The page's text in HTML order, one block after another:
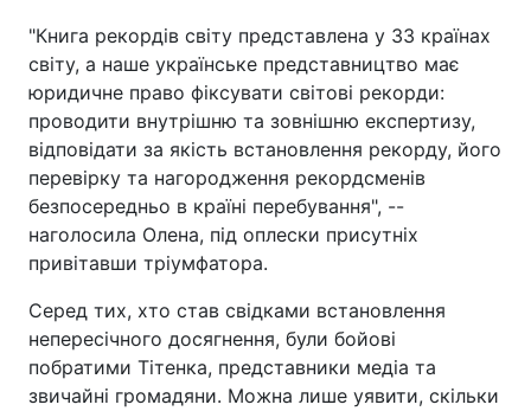
"Книга рекордів світу представлена у 33 країнах
світу, а наше українське представництво має
юридичне право фіксувати світові рекорди:
проводити внутрішню та зовнішню експертизу,
відповідати за якість встановлення рекорду, його
перевірку та нагородження рекордсменів
безпосередньо в країні перебування", --
наголосила Олена, під оплески присутніх
привітавши тріумфатора.
Серед тих, хто став свідками встановлення
непересічного досягнення, були бойові
побратими Тітенка, представники медіа та
звичайні громадяни. Можна лише уявити, скільки